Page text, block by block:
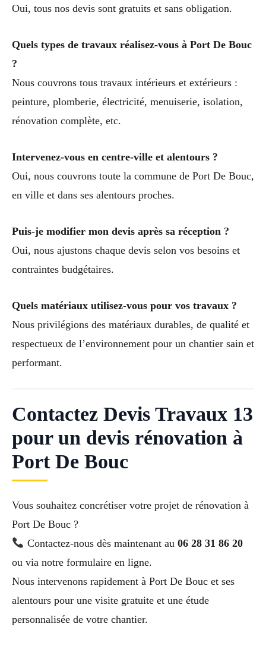
Oui, tous nos devis sont gratuits et sans obligation.
Quels types de travaux réalisez-vous à Port De Bouc
?
Nous couvrons tous travaux intérieurs et extérieurs :
peinture, plomberie, électricité, menuiserie, isolation,
rénovation complète, etc.
Intervenez-vous en centre-ville et alentours ?
Oui, nous couvrons toute la commune de Port De Bouc,
en ville et dans ses alentours proches.
Puis-je modifier mon devis après sa réception ?
Oui, nous ajustons chaque devis selon vos besoins et
contraintes budgétaires.
Quels matériaux utilisez-vous pour vos travaux ?
Nous privilégions des matériaux durables, de qualité et
respectueux de l’environnement pour un chantier sain et
performant.
Contactez Devis Travaux 13
pour un devis rénovation à
Port De Bouc
Vous souhaitez concrétiser votre projet de rénovation à
Port De Bouc ?
Contactez-nous dès maintenant au 06 28 31 86 20
ou via notre formulaire en ligne.
Nous intervenons rapidement à Port De Bouc et ses
alentours pour une visite gratuite et une étude
personnalisée de votre chantier.